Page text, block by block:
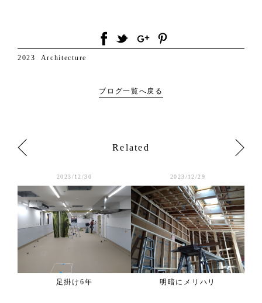
2023 Architecture
ブログ一覧へ戻る
Related
2023/12/30
足掛け6年
2023/12/29
明暗にメリハリ